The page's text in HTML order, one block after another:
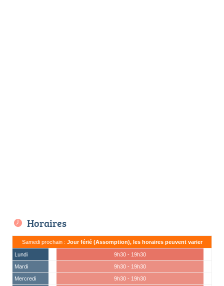
Horaires
Samedi prochain : Jour férié (Assomption), les horaires peuvent varier
Lundi
9h30 - 19h30
Mardi
9h30 - 19h30
Mercredi
9h30 - 19h30